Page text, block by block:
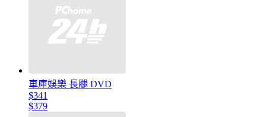
車庫娛樂 長腿 DVD
$341
$379